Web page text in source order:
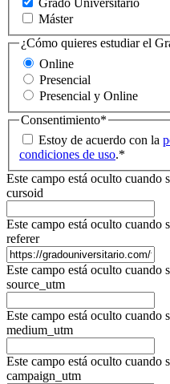
Grado Universitario
Máster
¿Cómo quieres estudiar el
Online
Presencial
Presencial y Online
Consentimiento*
Estoy de acuerdo con la
condiciones de uso.*
Este campo está oculto cuando
cursoid
Este campo está oculto cuando
referer
Este campo está oculto cuando
source_utm
Este campo está oculto cuando
medium_utm
Este campo está oculto cuando
campaign_utm